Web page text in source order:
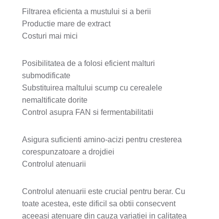
Filtrarea eficienta a mustului si a berii
Productie mare de extract
Costuri mai mici
Posibilitatea de a folosi eficient malturi
submodificate
Substituirea maltului scump cu cerealele
nemaltificate dorite
Control asupra FAN si fermentabilitatii
Asigura suficienti amino-acizi pentru cresterea
corespunzatoare a drojdiei
Controlul atenuarii
Controlul atenuarii este crucial pentru berar. Cu
toate acestea, este dificil sa obtii consecvent
aceeasi atenuare din cauza variatiei in calitatea